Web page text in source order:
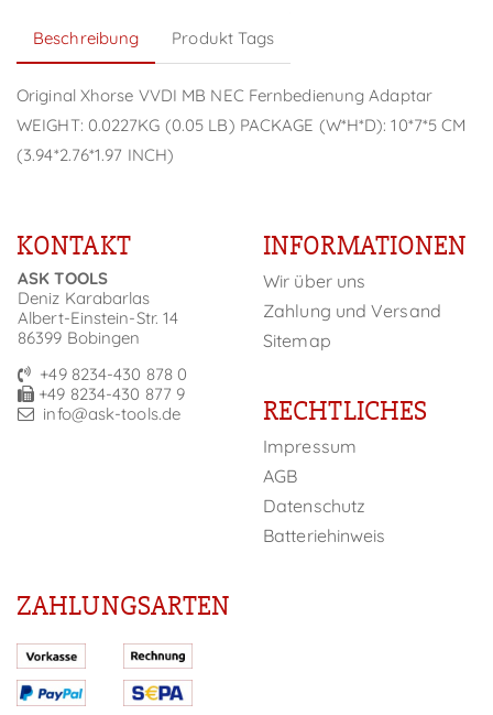
Beschreibung Produkt Tags
Original Xhorse VVDI MB NEC Fernbedienung Adaptar
WEIGHT: 0.0227KG (0.05 LB) PACKAGE (W*H*D): 10*7*5 CM
(3.94*2.76*1.97 INCH)
KONTAKT
ASK TOOLS
Deniz Karabarlas
Albert-Einstein-Str. 14
86399 Bobingen
+49 8234-430 878 0
+49 8234-430 877 9
info@ask-tools.de
INFORMATIONEN
Wir über uns
Zahlung und Versand
Sitemap
RECHTLICHES
Impressum
AGB
Datenschutz
Batteriehinweis
ZAHLUNGSARTEN